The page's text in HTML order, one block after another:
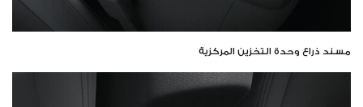
مسند ذراع وحدة التخزين المركزية